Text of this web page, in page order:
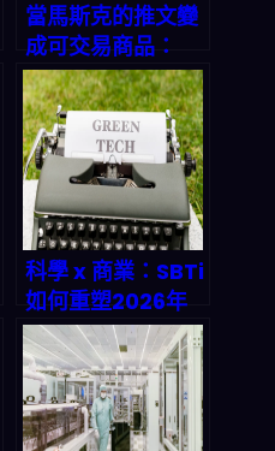
當馬斯克的推文變
成可交易商品：
Polymarket 預
測市場如何重新定
義名人經濟
科學 x 商業：SBTi
如何重塑2026年
企業永續增長路徑